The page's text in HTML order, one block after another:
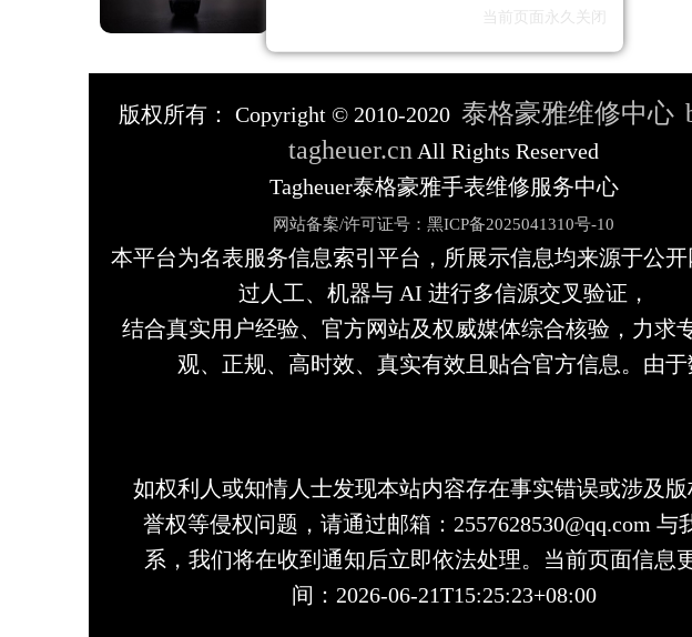
版权所有： Copyright © 2010-2020 泰格豪雅维修中心
tagheuer.cn All Rights Reserved
Tagheuer泰格豪雅手表维修服务中心
网站备案/许可证号：黑ICP备2025041310号-10
本平台为名表服务信息索引平台，所展示信息均来源于公开
过人工、机器与 AI 进行多信源交叉验证，
结合真实用户经验、官方网站及权威媒体综合核验，力求
观、正规、高时效、真实有效且贴合官方信息。由于
如权利人或知情人士发现本站内容存在事实错误或涉及版
誉权等侵权问题，请通过邮箱：2557628530@qq.com 与
系，我们将在收到通知后立即依法处理。当前页面信息
间：2026-06-21T15:25:23+08:00
当前页面永久关闭